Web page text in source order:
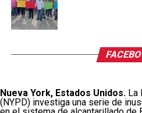
Nueva York, Estados Unidos. La
(NYPD) investiga una serie de